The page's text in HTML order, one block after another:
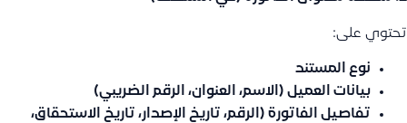
تحتوي على:
نوع المستند
بيانات العميل (الاسم، العنوان، الرقم الضريبي)
تفاصيل الفاتورة (الرقم، تاريخ الإصدار، تاريخ الاستحقاق،